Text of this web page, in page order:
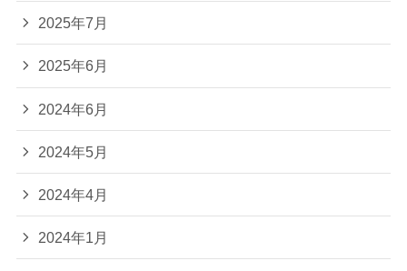
2025年7月
2025年6月
2024年6月
2024年5月
2024年4月
2024年1月